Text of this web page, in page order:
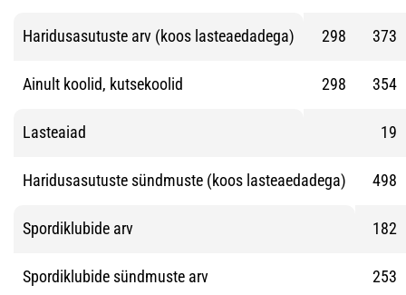
Haridusasutuste arv (koos lasteaedadega) 298 373
Ainult koolid, kutsekoolid 298 354
Lasteaiad 19
Haridusasutuste sündmuste (koos lasteaedadega) 498
Spordiklubide arv 182
Spordiklubide sündmuste arv 253